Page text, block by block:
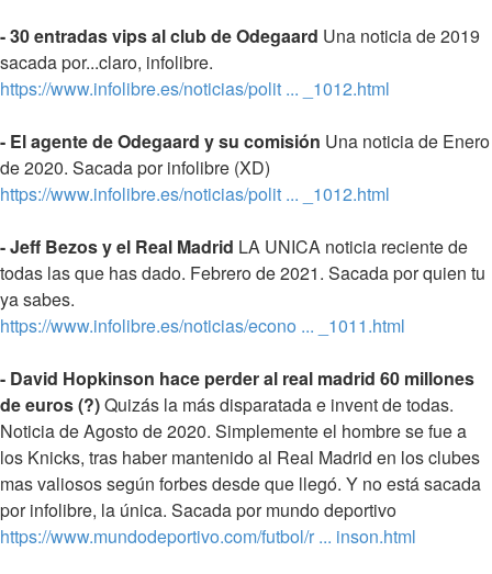
- 30 entradas vips al club de Odegaard Una noticia de 2019
sacada por...claro, infolibre.
https://www.infolibre.es/noticias/polit ... _1012.html
- El agente de Odegaard y su comisión Una noticia de Enero
de 2020. Sacada por infolibre (XD)
https://www.infolibre.es/noticias/polit ... _1012.html
- Jeff Bezos y el Real Madrid LA UNICA noticia reciente de
todas las que has dado. Febrero de 2021. Sacada por quien tu
ya sabes.
https://www.infolibre.es/noticias/econo ... _1011.html
- David Hopkinson hace perder al real madrid 60 millones
de euros (?)Quizás la más disparatada e invent de todas.
Noticia de Agosto de 2020. Simplemente el hombre se fue a
los Knicks, tras haber mantenido al Real Madrid en los clubes
mas valiosos según forbes desde que llegó. Y no está sacada
por infolibre, la única. Sacada por mundo deportivo
https://www.mundodeportivo.com/futbol/r ... inson.html